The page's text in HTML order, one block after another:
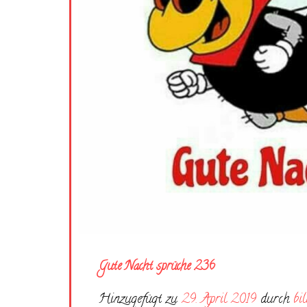
Gute Nacht sprüche 236
Hinzugefügt zu29. April 2019 durch